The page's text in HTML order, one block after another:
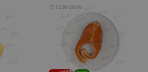
🕘 12:00-20:00